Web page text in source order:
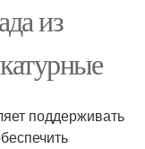
из
поддерживать